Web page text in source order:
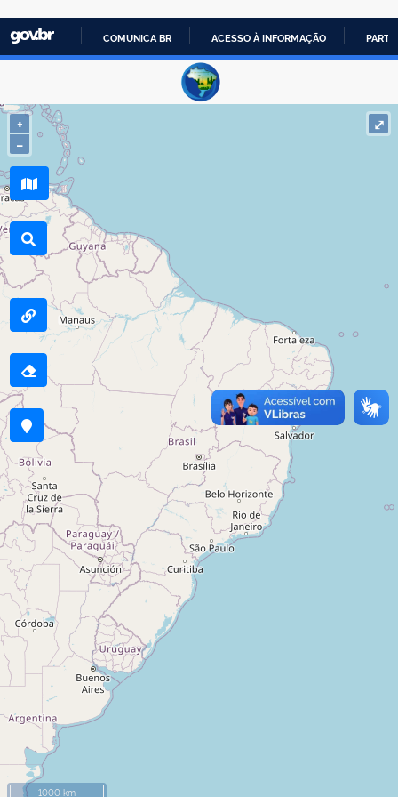
IR
PARA
COMUNICA BR ACESSO À INFORMAÇÃO
+
−
1000 km
⤢